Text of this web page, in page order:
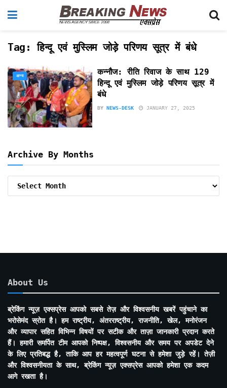
Tag:हिन्दू एवं मुस्लिम जोड़े परिणय सूत्र में बंधे
अन्य
कन्नौज: रीति रिवाज के साथ 129
हिन्दू एवं मुस्लिम जोड़े परिणय सूत्र में
बंधे
BY NEWS-DESK JANUARY 27, 2025
Archive By Months
About Us
ब्रेकिंग न्यूज़ एक्सप्रेस आपको सबसे तेज़ और विश्वसनीय खबरें पहुंचाने का
भरोसेमंद स्रोत है। हम राष्ट्रीय, अंतरराष्ट्रीय, राजनीति, खेल, मनोरंजन
और व्यापार सहित विभिन्न विषयों पर सटीक और ताज़ा जानकारी प्रदान करते
हैं। हमारी समर्पित टीम आपको निष्पक्ष, विश्वसनीय और समय पर अपडेट देने
के लिए प्रतिबद्ध है, ताकि आप हर महत्वपूर्ण घटना से हमेशा जुड़े रहें। तेज़ी
और विश्वसनीयता के साथ, ब्रेकिंग न्यूज़ एक्सप्रेस आपको हमेशा एक कदम
आगे रखता है।